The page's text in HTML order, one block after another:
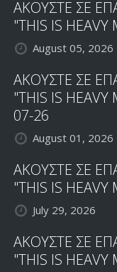
ΑΚΟΥΣΤΕ ΣΕ
"THIS IS
August 05, 2026
ΑΚΟΥΣΤΕ ΣΕ
"THIS IS
07-26
August 01, 2026
ΑΚΟΥΣΤΕ ΣΕ
"THIS IS
July 29, 2026
ΑΚΟΥΣΤΕ ΣΕ
"THIS IS